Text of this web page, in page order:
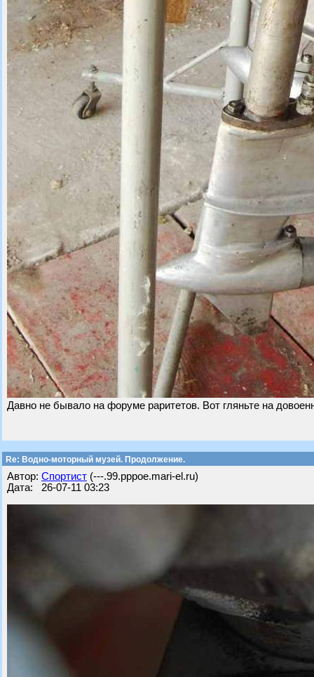
Давно не бывало на форуме раритетов. Вот гляньте на
Re: Водно-моторный музей. Продолжение.
Автор: Спортист (---.99.pppoe.mari-el.ru)
Дата: 26-07-11 03:23